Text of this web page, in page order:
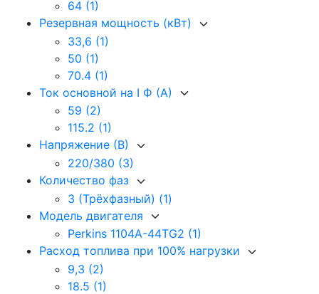
64 (1)
Резервная мощность (кВт)
33,6 (1)
50 (1)
70.4 (1)
Ток основной на I Ф (А)
59 (2)
115.2 (1)
Напряжение (В)
220/380 (3)
Количество фаз
3 (Трёхфазный) (1)
Модель двигателя
Perkins 1104A-44TG2 (1)
Расход топлива при 100% нагрузки
9,3 (2)
18.5 (1)